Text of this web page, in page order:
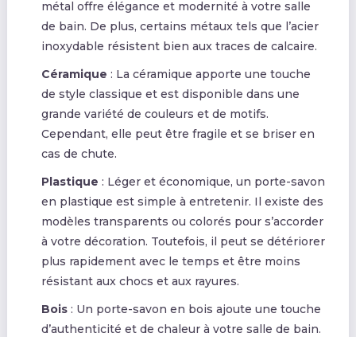
métal offre élégance et modernité à votre salle
de bain. De plus, certains métaux tels que l’acier
inoxydable résistent bien aux traces de calcaire.
Céramique : La céramique apporte une touche
de style classique et est disponible dans une
grande variété de couleurs et de motifs.
Cependant, elle peut être fragile et se briser en
cas de chute.
Plastique : Léger et économique, un porte-savon
en plastique est simple à entretenir. Il existe des
modèles transparents ou colorés pour s’accorder
à votre décoration. Toutefois, il peut se détériorer
plus rapidement avec le temps et être moins
résistant aux chocs et aux rayures.
Bois: Un porte-savon en bois ajoute une touche
d’authenticité et de chaleur à votre salle de bain.